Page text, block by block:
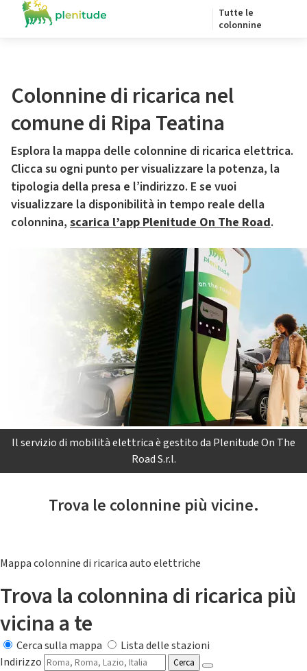
Tutte le
colonnine
Colonnine di ricarica nel
comune di Ripa Teatina
Esplora la mappa delle colonnine di ricarica elettrica.
Clicca su ogni punto per visualizzare la potenza, la
tipologia della presa e l’indirizzo. E se vuoi
visualizzare la disponibilità in tempo reale della
colonnina, scarica l’app Plenitude On The Road.
Il servizio di mobilità elettrica è gestito da Plenitude On The
Road S.r.l.
Trova le colonnine più vicine.
Mappa colonnine di ricarica auto elettriche
Trova la colonnina di ricarica più
vicina a te
Cerca sulla mappa
Lista delle stazioni
Indirizzo
Cerca